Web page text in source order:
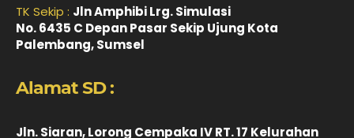
TK Sekip : Jln Amphibi Lrg. Simulasi
No. 6435 C Depan Pasar Sekip Ujung Kota
Palembang, Sumsel
Alamat SD :
Jln. Siaran, Lorong Cempaka IV RT. 17 Kelurahan